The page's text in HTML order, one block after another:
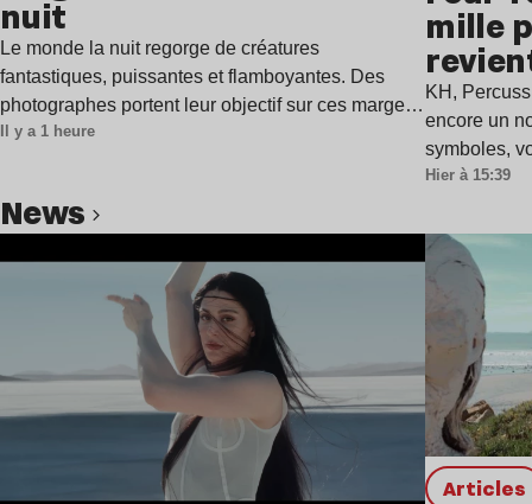
nuit
Le monde la nuit regorge de créatures
fantastiques, puissantes et flamboyantes. Des
photographes portent leur objectif sur ces marges
et…
Il y a 1 heure
mille
single
KH,
encore un
symboles,
Hier à 15:39
news
Articles